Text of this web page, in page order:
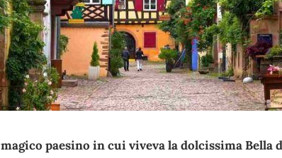
paesino in cui viveva la dolcissima Bella